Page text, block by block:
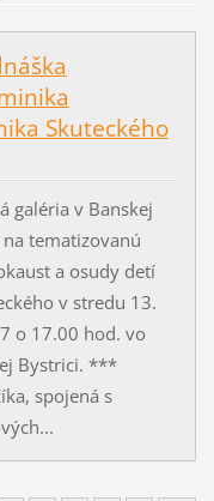
Skuteckého
galéria v Banskej
tematizovanú
a osudy detí
v stredu 13.
o 17.00 hod. vo
Bystrici. ***
spojená s